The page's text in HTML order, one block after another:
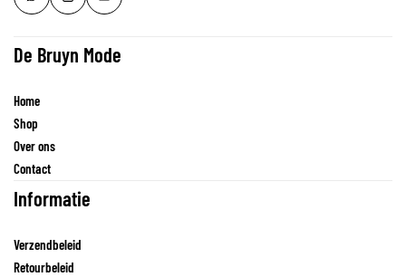
De Bruyn Mode
Home
Shop
Over ons
Contact
Informatie
Verzendbeleid
Retourbeleid